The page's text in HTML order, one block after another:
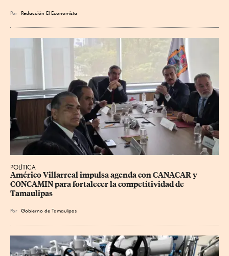
Por Redacción El Economista
POLÍTICA
Américo Villarreal impulsa agenda con CANACAR y
CONCAMIN para fortalecer la competitividad de
Tamaulipas
Por Gobierno de Tamaulipas